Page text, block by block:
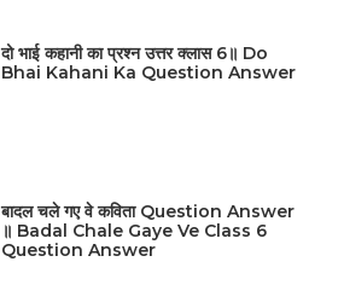
दो भाई कहानी का प्रश्न उत्तर क्लास 6॥ Do
Bhai Kahani Ka Question Answer
बादल चले गए वे कविता Question Answer
॥ Badal Chale Gaye Ve Class 6
Question Answer